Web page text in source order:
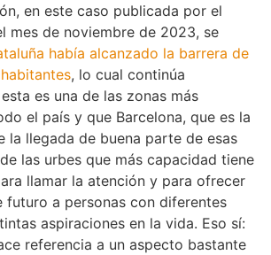
en este caso publicada por el
mes de noviembre de 2023, se
había alcanzado la barrera de
, lo cual continúa
es una de las zonas más
el país y que Barcelona, que es la
la llegada de buena parte de esas
las urbes que más capacidad tiene
llamar la atención y para ofrecer
futuro a personas con diferentes
aspiraciones en la vida. Eso sí:
referencia a un aspecto bastante